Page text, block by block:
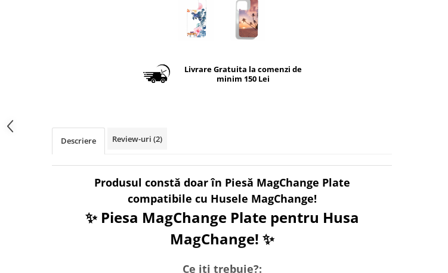
Livrare Gratuita la comenzi de
minim 150 Lei
Descriere Review-uri (2)
Produsul constă doar în Piesă MagChange Plate
compatibile cu Husele MagChange!
✨ Piesa MagChange Plate pentru Husa
MagChange! ✨
Ce iti trebuie?: